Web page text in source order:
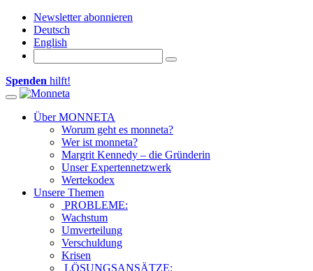
Newsletter abonnieren
Deutsch
English
Spenden hilft!
Toggle navigation
Über MONNETA
Worum geht es monneta?
Wer ist monneta?
Margrit Kennedy – die Gründerin
Unser Expertennetzwerk
Wertekodex
Unsere Themen
PROBLEME:
Wachstum
Umverteilung
Verschuldung
Krisen
LÖSUNGSANSÄTZE: